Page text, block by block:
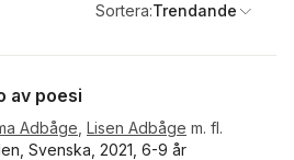
Sortera:Trendande
av poesi
Adbåge Lisen Adbåge m. fl.
Svenska, 2021, 6-9 år